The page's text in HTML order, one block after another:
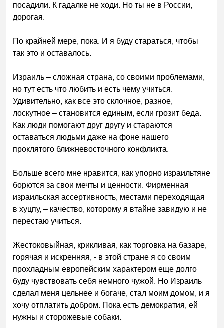
посадили. К гадалке не ходи. Но ты не в России,
дорогая.
По крайней мере, пока. И я буду стараться, чтобы
так это и оставалось.
Израиль – сложная страна, со своими проблемами,
но тут есть что любить и есть чему учиться.
Удивительно, как все это склочное, разное,
лоскутное – становится единым, если грозит беда.
Как люди помогают друг другу и стараются
оставаться людьми даже на фоне нашего
проклятого ближневосточного конфликта.
Больше всего мне нравится, как упорно израильтяне
борются за свои мечты и ценности. Фирменная
израильская ассертивность, местами переходящая
в хуцпу, – качество, которому я втайне завидую и не
перестаю учиться.
Жестоковыйная, крикливая, как торговка на базаре,
горячая и искренняя, - в этой стране я со своим
прохладным европейским характером еще долго
буду чувствовать себя немного чужой. Но Израиль
сделал меня цельнее и богаче, стал моим домом, и я
хочу отплатить добром. Пока есть демократия, ей
нужны и сторожевые собаки.